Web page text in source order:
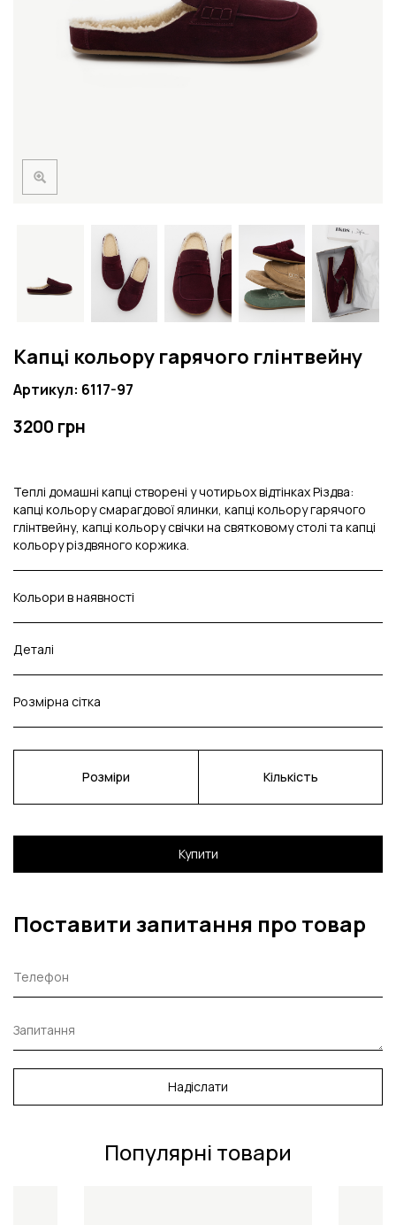
Капці кольору гарячого глінтвейну
Артикул: 6117-97
3200 грн
Теплі домашні капці створені у чотирьох відтінках Різдва:
капці кольору смарагдової ялинки, капці кольору гарячого
глінтвейну, капці кольору свічки на святковому столі та капці
кольору різдвяного коржика.
Кольори в наявності
Деталі
Розмірна сітка
Розміри Кількість
Купити
Поставити запитання про товар
Надіслати
Популярні товари